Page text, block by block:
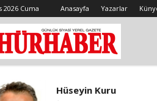
2026 Cuma Anasayfa Yazarlar
Hüseyin Kuru